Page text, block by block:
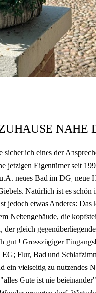
NAHE
eines der
jetzigen Eigentümer seit
neues Bad im DG, neue
Natürlich ist es
jedoch etwas Anderes:
Nebengebäude, die
der gleich
gut ! Grosszügiger
Flur, Bad und
vielseitig zu nutzendes
Gute ist nie